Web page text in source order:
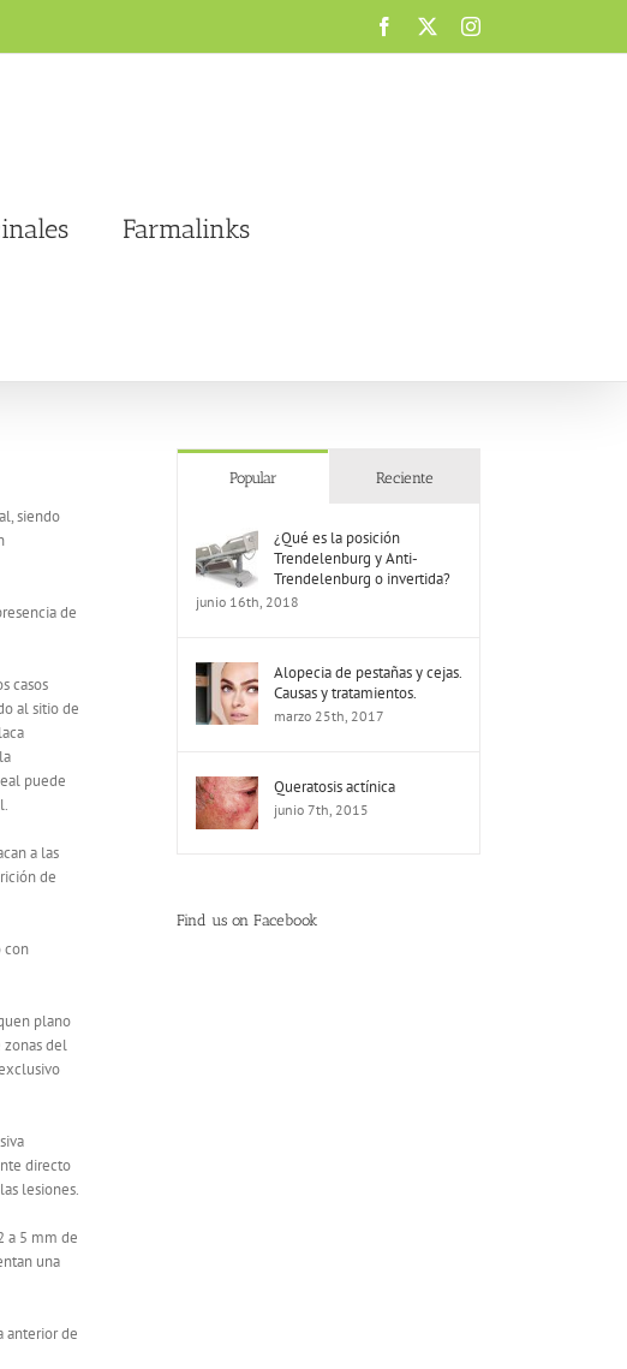
Facebook Instagram
Farmalinks
siendo
de
casos
al sitio de
puede
a las
de
con
plano
zonas del
directo
lesiones.
a 5 mm de
una
anterior de
Popular Reciente
¿Qué es la posición
Trendelenburg y Anti-
Trendelenburg o invertida?
junio 16th, 2018
Alopecia de pestañas y cejas.
Causas y tratamientos.
marzo 25th, 2017
Queratosis actínica
junio 7th, 2015
Find us on Facebook